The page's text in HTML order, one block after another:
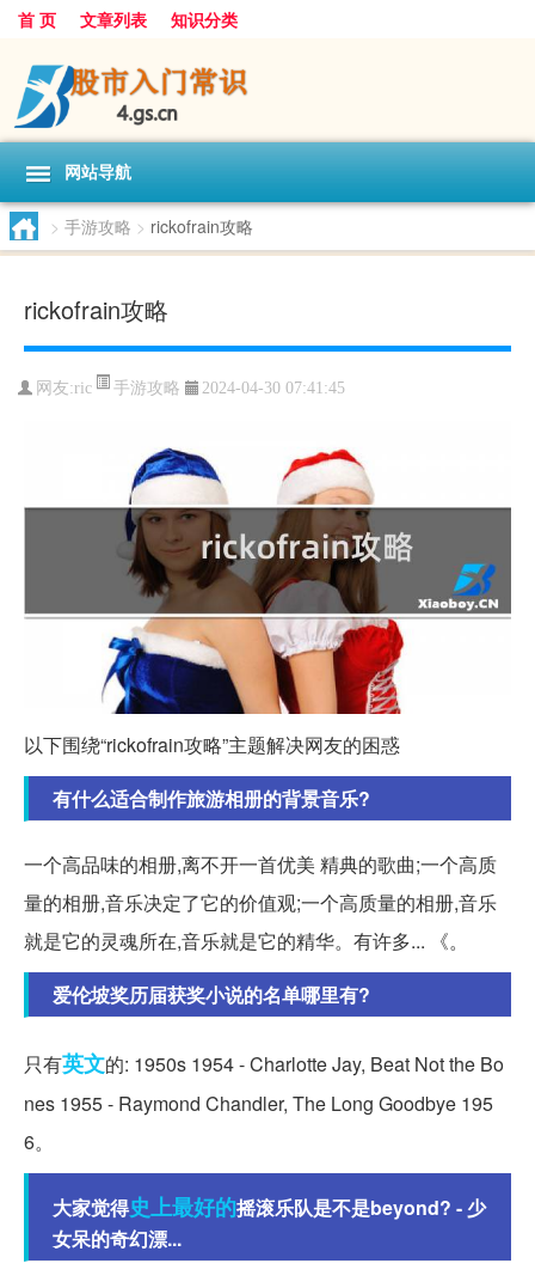
首 页 文章列表 知识分类
网站导航
> 手游攻略 > rickofrain攻略
rickofrain攻略
网友:ric 手游攻略 2024-04-30 07:41:45
以下围绕“rickofrain攻略”主题解决网友的困惑
有什么适合制作旅游相册的背景音乐?
一个高品味的相册,离不开一首优美 精典的歌曲;一个高质
量的相册,音乐决定了它的价值观;一个高质量的相册,音乐
就是它的灵魂所在,音乐就是它的精华。有许多... 《。
爱伦坡奖历届获奖小说的名单哪里有?
只有英文的: 1950s 1954 - Charlotte Jay, Beat Not the Bo
nes 1955 - Raymond Chandler, The Long Goodbye 195
6。
大家觉得史上最好的摇滚乐队是不是beyond? - 少
女呆的奇幻漂...